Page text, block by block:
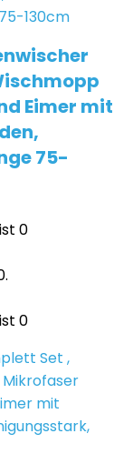
Eimer mit
75-
0
0